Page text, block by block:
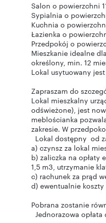
Salon o powierzchni
Sypialnia o
Kuchnia o
Łazienka o
Przedpokój o
Mieszkanie idealne
określony, min. 12
Lokal usytuowany
Zapraszam do
Lokal mieszkalny
odświeżone), jest
meblościanka
zakresie. W
Lokal dostępny od
a) czynsz za lokal
b) zaliczka na opłaty
1,5 m3, utrzymanie
c) rachunek za prąd
d) ewentualnie
Pobrana zostanie
Jednorazowa opłata